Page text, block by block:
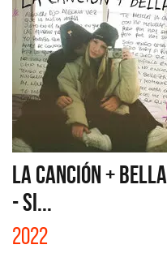
LA CANCIÓN + BELLA
- SI...
2022